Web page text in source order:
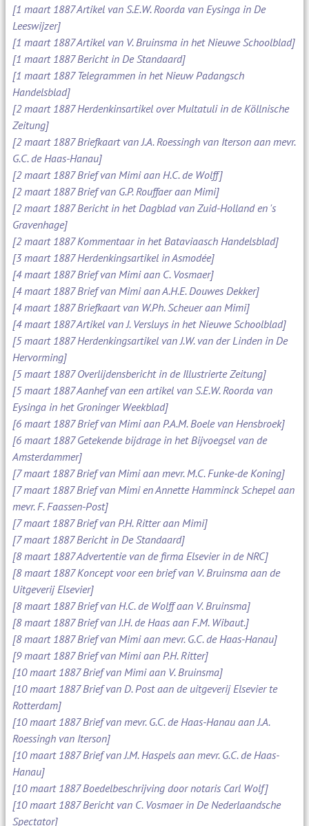
[1 maart 1887 Artikel van S.E.W. Roorda van Eysinga in De
Leeswijzer]
[1 maart 1887 Artikel van V. Bruinsma in het Nieuwe Schoolblad]
[1 maart 1887 Bericht in De Standaard]
[1 maart 1887 Telegrammen in het Nieuw Padangsch
Handelsblad]
[2 maart 1887 Herdenkinsartikel over Multatuli in de Köllnische
Zeitung]
[2 maart 1887 Briefkaart van J.A. Roessingh van Iterson aan mevr.
G.C. de Haas-Hanau]
[2 maart 1887 Brief van Mimi aan H.C. de Wolff]
[2 maart 1887 Brief van G.P. Rouffaer aan Mimi]
[2 maart 1887 Bericht in het Dagblad van Zuid-Holland en 's
Gravenhage]
[2 maart 1887 Kommentaar in het Bataviaasch Handelsblad]
[3 maart 1887 Herdenkingsartikel in Asmodée]
[4 maart 1887 Brief van Mimi aan C. Vosmaer]
[4 maart 1887 Brief van Mimi aan A.H.E. Douwes Dekker]
[4 maart 1887 Briefkaart van W.Ph. Scheuer aan Mimi]
[4 maart 1887 Artikel van J. Versluys in het Nieuwe Schoolblad]
[5 maart 1887 Herdenkingsartikel van J.W. van der Linden in De
Hervorming]
[5 maart 1887 Overlijdensbericht in de Illustrierte Zeitung]
[5 maart 1887 Aanhef van een artikel van S.E.W. Roorda van
Eysinga in het Groninger Weekblad]
[6 maart 1887 Brief van Mimi aan P.A.M. Boele van Hensbroek]
[6 maart 1887 Getekende bijdrage in het Bijvoegsel van de
Amsterdammer]
[7 maart 1887 Brief van Mimi aan mevr. M.C. Funke-de Koning]
[7 maart 1887 Brief van Mimi en Annette Hamminck Schepel aan
mevr. F. Faassen-Post]
[7 maart 1887 Brief van P.H. Ritter aan Mimi]
[7 maart 1887 Bericht in De Standaard]
[8 maart 1887 Advertentie van de firma Elsevier in de NRC]
[8 maart 1887 Koncept voor een brief van V. Bruinsma aan de
Uitgeverij Elsevier]
[8 maart 1887 Brief van H.C. de Wolff aan V. Bruinsma]
[8 maart 1887 Brief van J.H. de Haas aan F.M. Wibaut.]
[8 maart 1887 Brief van Mimi aan mevr. G.C. de Haas-Hanau]
[9 maart 1887 Brief van Mimi aan P.H. Ritter]
[10 maart 1887 Brief van Mimi aan V. Bruinsma]
[10 maart 1887 Brief van D. Post aan de uitgeverij Elsevier te
Rotterdam]
[10 maart 1887 Brief van mevr. G.C. de Haas-Hanau aan J.A.
Roessingh van Iterson]
[10 maart 1887 Brief van J.M. Haspels aan mevr. G.C. de Haas-
Hanau]
[10 maart 1887 Boedelbeschrijving door notaris Carl Wolf]
[10 maart 1887 Bericht van C. Vosmaer in De Nederlaandsche
Spectator]